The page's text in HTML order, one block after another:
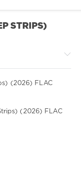
STRIPS)
(2026) FLAC